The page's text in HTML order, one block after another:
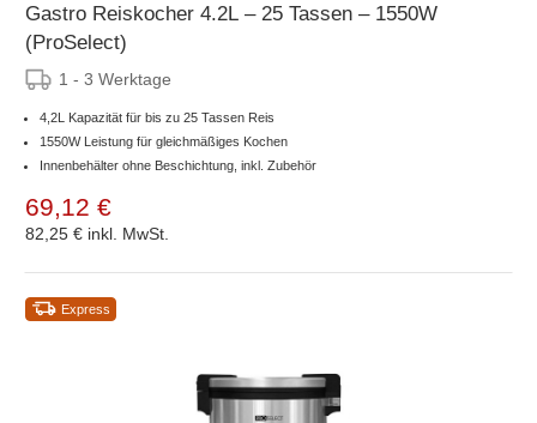
Gastro Reiskocher 4.2L – 25 Tassen – 1550W
(ProSelect)
1 - 3 Werktage
4,2L Kapazität für bis zu 25 Tassen Reis
1550W Leistung für gleichmäßiges Kochen
Innenbehälter ohne Beschichtung, inkl. Zubehör
69,12 €
82,25 € inkl. MwSt.
Express